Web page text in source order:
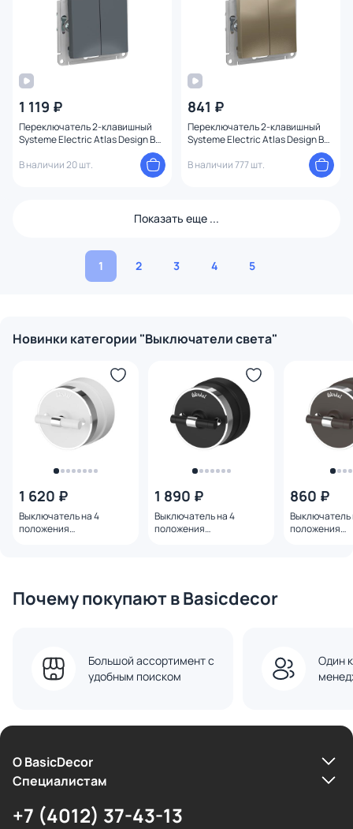
1 119 ₽
Переключатель 2-клавишный
Systeme Electric Atlas Design BD-
В наличии 20 шт.
841 ₽
Переключатель 2-клавишный
Systeme Electric Atlas Design BD-
В наличии 777 шт.
Показать еще ...
1 2 3 4 5
Новинки категории "Выключатели света"
1 620 ₽
Выключатель на 4
положения
1 890 ₽
Выключатель на 4
положения
860 ₽
Выключатель
положения
Почему покупают в Basicdecor
Большой ассортимент с
удобным поиском
Один
О BasicDecor
Cпециалистам
+7 (4012) 37-43-13